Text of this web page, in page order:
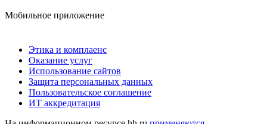
Мобильное приложение
Этика и комплаенс
Оказание услуг
Использование сайтов
Защита персональных данных
Пользовательское соглашение
ИТ аккредитация